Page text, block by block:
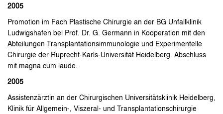
2005
Promotion im Fach Plastische Chirurgie an der BG Unfallklinik
Ludwigshafen bei Prof. Dr. G. Germann in Kooperation mit den
Abteilungen Transplantationsimmunologie und Experimentelle
Chirurgie der Ruprecht-Karls-Universität Heidelberg. Abschluss
mit magna cum laude.
2005
Assistenzärztin an der Chirurgischen Universitätsklinik Heidelberg,
Klinik für Allgemein-, Viszeral- und Transplantationschirurgie